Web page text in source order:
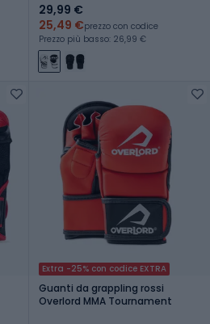
29,99 €
25,49 €prezzo con codice
Prezzo più basso: 26,99 €
Extra -25% con codice EXTRA
Guanti da grappling rossi
Overlord MMA Tournament